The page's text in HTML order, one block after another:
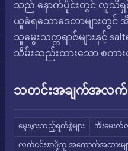
သည် နောက်ပိုင်းတွင် လူသိရှင်
ယူခံရသောဒေတာများတွင် အီ
သူမွေးသက္ကရာဇ်များနှင့်
သိမ်းဆည်းထားသော စကား
သတင်းအချက်အလက်
မွေးဖွားသည့်ရက်စွဲများ အီးမေးလ်လိ
လက်ငင်းစာပို့သူ အထောက်အထားမျ